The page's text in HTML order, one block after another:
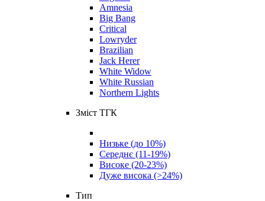
Amnesia
Big Bang
Critical
Lowryder
Brazilian
Jack Herer
White Widow
White Russian
Northern Lights
Зміст ТГК
Низьке (до 10%)
Середнє (11-19%)
Високе (20-23%)
Дуже висока (>24%)
Тип